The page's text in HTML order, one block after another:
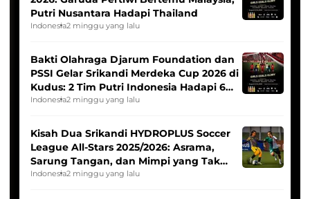
Putri Nusantara Hadapi Thailand
Indonesia2 minggu yang lalu
Bakti Olahraga Djarum Foundation dan
PSSI Gelar Srikandi Merdeka Cup 2026 di
Kudus: 2 Tim Putri Indonesia Hadapi 6
Tim Asia
Indonesia2 minggu yang lalu
Kisah Dua Srikandi HYDROPLUS Soccer
League All-Stars 2025/2026: Asrama,
Sarung Tangan, dan Mimpi yang Tak
Pernah Padam
Indonesia2 minggu yang lalu